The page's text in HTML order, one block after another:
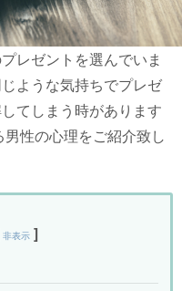
レゼントを選んでいま
ような気持ちでプレゼ
てしまう時があります
性の心理をご紹介致し
非表示 ]